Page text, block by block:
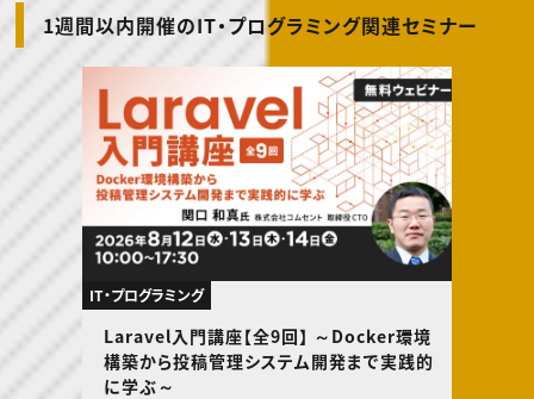
ディレクション
業界解説・キャリア事情
お役立ち基礎知識
ゲームクリエイター
映像クリエイター
マーケッター
クリエイターインタビュー
C＆R Magazine
ニュース・トレンド
ニュース・トレンド トップ
映像
ゲーム・エンタメ
広告
CREATIVE VILLAGEからのお知らせ
プロフェッショナル×つながる×メディア
1週間以内開催のIT・プログラミング関連セミナー
IT・プログラミング
Laravel入門講座【全9回】 ～Docker環境
構築から投稿管理システム開発まで実践的
に学ぶ～